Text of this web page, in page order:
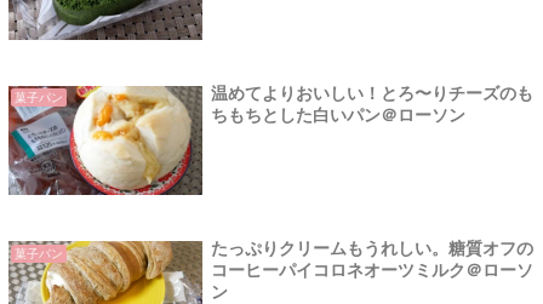
菓子パン
温めてよりおいしい！とろ〜りチーズのも
ちもちとした白いパン＠ローソン
菓子パン
たっぷりクリームもうれしい。糖質オフの
コーヒーパイコロネオーツミルク＠ローソ
ン